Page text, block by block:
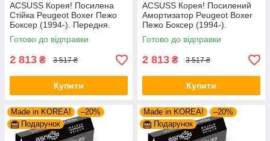
ACSUSS Корея! Посилена
Стійка Peugeot Boxer Пежо
Боксер (1994-). Передня.
Шток 25mm. 280975 , 635853
Готово до відправки
2 813 ₴ 3 517 ₴
Купити
ACSUSS Корея! Посилений
Амортизатор Peugeot Boxer
Пежо Боксер (1994-).
Передній. Шток 25mm.
280975 , 635853
Готово до відправки
2 813 ₴ 3 517 ₴
Купити
Made in KOREA!
–20%
Подарунок
Made in KOREA!
–20%
Подарунок